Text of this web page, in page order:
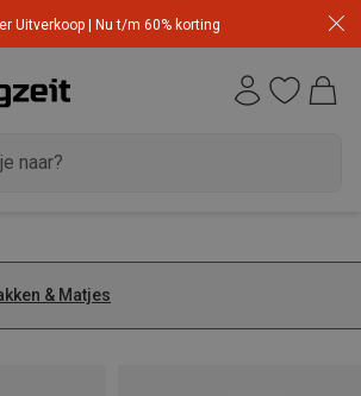
Uitverkoop | Nu t/m 60% korting
& Matjes